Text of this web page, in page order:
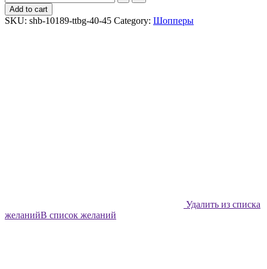
шоппер
Shabu
Розовая
Add to cart
SKU: shb-10189-ttbg-40-45 Category: Шопперы
Удалить из списка
желанийВ список желаний